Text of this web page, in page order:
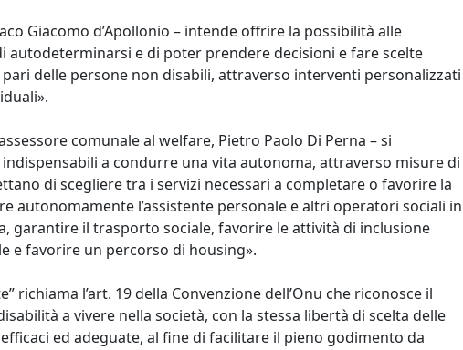
Giacomo d’Apollonio – intende offrire la possibilità alle
autodeterminarsi e di poter prendere decisioni e fare scelte
delle persone non disabili, attraverso interventi personalizzati
comunale al welfare, Pietro Paolo Di Perna – si
a condurre una vita autonoma, attraverso misure di
di scegliere tra i servizi necessari a completare o favorire la
autonomamente l’assistente personale e altri operatori sociali in
garantire il trasporto sociale, favorire le attività di inclusione
e favorire un percorso di housing».
richiama l’art. 19 della Convenzione dell’Onu che riconosce il
a vivere nella società, con la stessa libertà di scelta delle
ed adeguate, al fine di facilitare il pieno godimento da